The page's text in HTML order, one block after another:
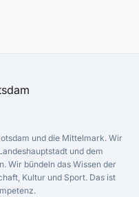
und die Mittelmark. Wir
und dem
Wir bündeln das Wissen der
Kultur und Sport. Das ist